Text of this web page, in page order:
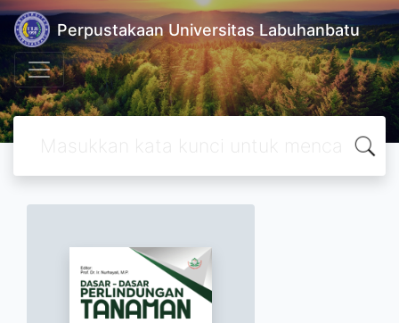
Perpustakaan Universitas Labuhanbatu